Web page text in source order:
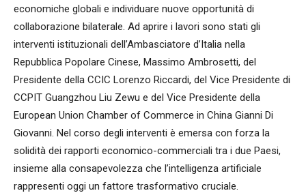
economiche globali e individuare nuove opportunità di
collaborazione bilaterale. Ad aprire i lavori sono stati gli
interventi istituzionali dell’Ambasciatore d’Italia nella
Repubblica Popolare Cinese, Massimo Ambrosetti, del
Presidente della CCIC Lorenzo Riccardi, del Vice Presidente di
CCPIT Guangzhou Liu Zewu e del Vice Presidente della
European Union Chamber of Commerce in China Gianni Di
Giovanni. Nel corso degli interventi è emersa con forza la
solidità dei rapporti economico-commerciali tra i due Paesi,
insieme alla consapevolezza che l’intelligenza artificiale
rappresenti oggi un fattore trasformativo cruciale.